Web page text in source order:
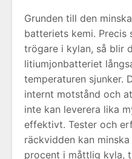
Grunden till den
batteriets kemi. Precis
trögare i kylan, så blir
litiumjonbatteriet
temperaturen sjunker.
internt motstånd och
inte kan leverera lika
effektivt. Tester och
räckvidden kan
procent i måttlig kyla,